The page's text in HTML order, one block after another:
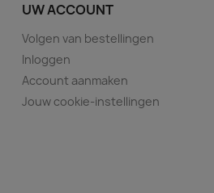
UW ACCOUNT
Volgen van bestellingen
Inloggen
Account aanmaken
Jouw cookie-instellingen